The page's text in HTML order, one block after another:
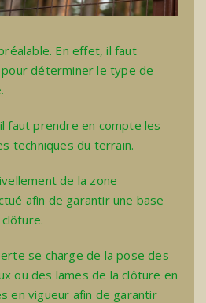
En effet, il faut
déterminer le type de
faut prendre en compte les
techniques du terrain.
de la zone
afin de garantir une base
se charge de la pose des
ou des lames de la clôture en
en vigueur afin de garantir